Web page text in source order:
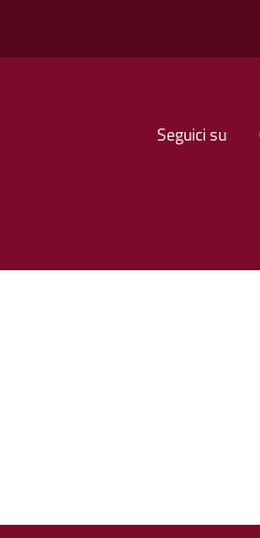
Seguici su